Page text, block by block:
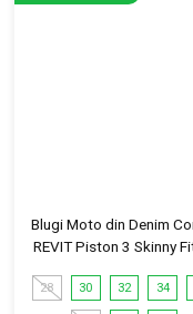
Blugi Moto din Denim
REVIT Piston 3 Skinny
28 30 32 34